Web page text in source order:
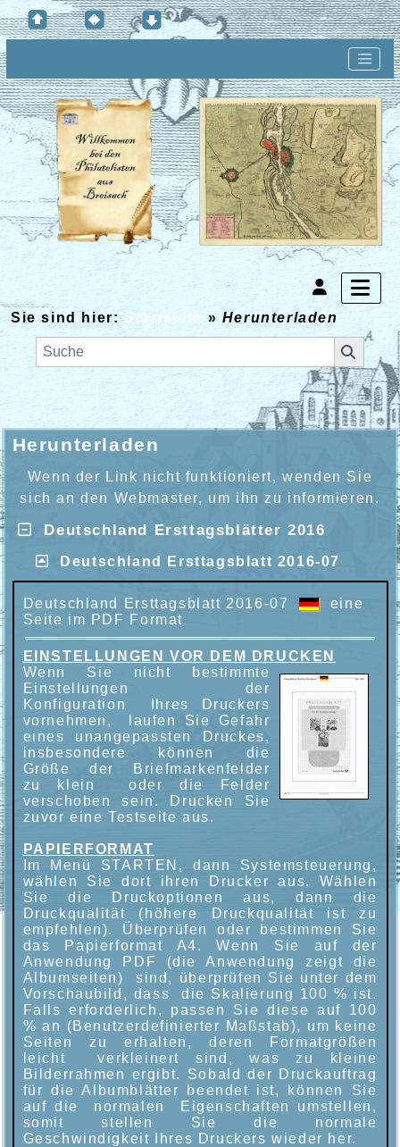
Sie sind hier: Startseite » Herunterladen
Herunterladen
Wenn der Link nicht funktioniert, wenden Sie
sich an den Webmaster, um ihn zu informieren.
Deutschland Ersttagsblätter 2016
Deutschland Ersttagsblatt 2016-07
Deutschland Ersttagsblatt 2016-07
eine
Seite im PDF Format
EINSTELLUNGEN VOR DEM DRUCKEN
Wenn Sie nicht bestimmte
Einstellungen der
Konfiguration Ihres Druckers
vornehmen, laufen Sie Gefahr
eines unangepassten Druckes,
insbesondere können die
Größe der Briefmarkenfelder
zu klein oder die Felder
verschoben sein. Drucken Sie
zuvor eine Testseite aus.
PAPIERFORMAT
Im Menü STARTEN, dann Systemsteuerung,
wählen Sie dort ihren Drucker aus. Wählen
Sie die Druckoptionen aus, dann die
Druckqualität (höhere Druckqualität ist zu
empfehlen). Überprüfen oder bestimmen Sie
das Papierformat A4. Wenn Sie auf der
Anwendung PDF (die Anwendung zeigt die
Albumseiten) sind, überprüfen Sie unter dem
Vorschaubild, dass die Skalierung 100 % ist.
Falls erforderlich, passen Sie diese auf 100
% an (Benutzerdefinierter Maßstab), um keine
Seiten zu erhalten, deren Formatgrößen
leicht verkleinert sind, was zu kleine
Bilderrahmen ergibt. Sobald der Druckauftrag
für die Albumblätter beendet ist, können Sie
auf die normalen Eigenschaften umstellen,
somit stellen Sie die normale
Geschwindigkeit Ihres Druckers wieder her.